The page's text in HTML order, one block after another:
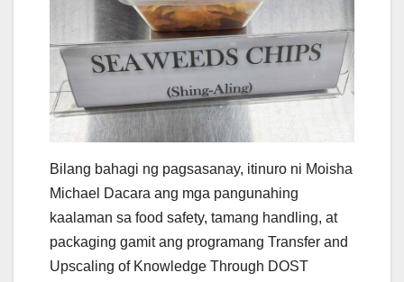
Bilang bahagi ng pagsasanay, itinuro ni Moisha
Michael Dacara ang mga pangunahing
kaalaman sa food safety, tamang handling, at
packaging gamit ang programang Transfer and
Upscaling of Knowledge Through DOST